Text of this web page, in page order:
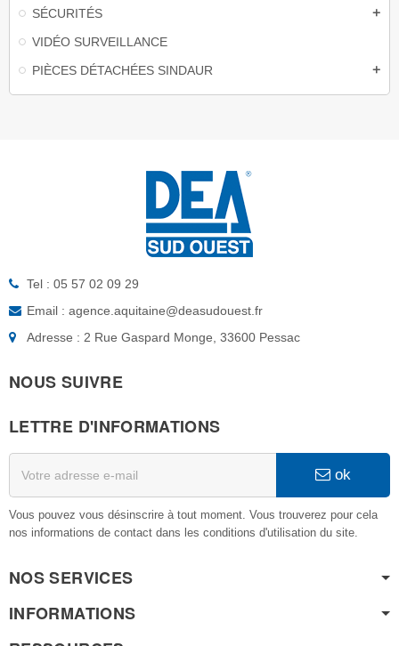
SÉCURITÉS add
VIDÉO SURVEILLANCE
PIÈCES DÉTACHÉES SINDAUR
add
Tel : 05 57 02 09 29
Email : agence.aquitaine@deasudouest.fr
Adresse : 2 Rue Gaspard Monge, 33600 Pessac
NOUS SUIVRE
LETTRE D'INFORMATIONS
ok
Vous pouvez vous désinscrire à tout moment. Vous trouverez pour cela
nos informations de contact dans les conditions d'utilisation du site.
NOS SERVICES
INFORMATIONS